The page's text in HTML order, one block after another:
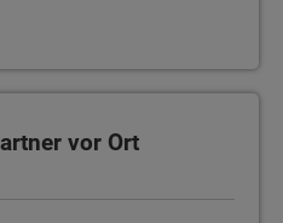
vor Ort